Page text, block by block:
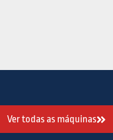
Ver todas as máquinas